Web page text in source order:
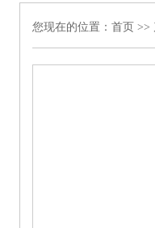
您现在的位置： 首页 >>